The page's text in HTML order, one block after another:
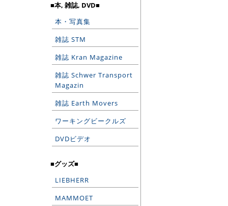
■本, 雑誌, DVD■
本・写真集
雑誌 STM
雑誌 Kran Magazine
雑誌 Schwer Transport
Magazin
雑誌 Earth Movers
ワーキングビークルズ
DVDビデオ
■グッズ■
LIEBHERR
MAMMOET